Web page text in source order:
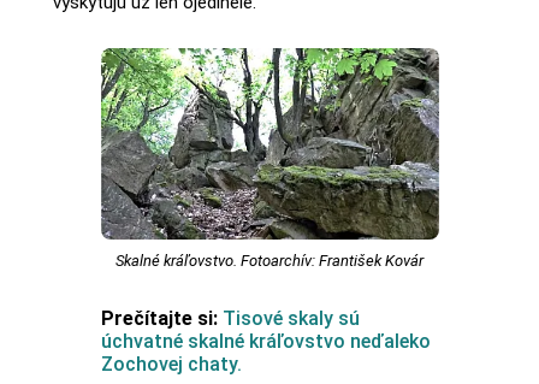
Skalné kráľovstvo. Fotoarchív: František Kovár
Prečítajte si: Tisové skaly sú
úchvatné skalné kráľovstvo neďaleko
Zochovej chaty.